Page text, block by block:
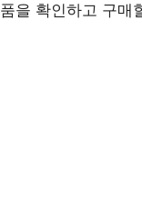
을 확인하고 구매